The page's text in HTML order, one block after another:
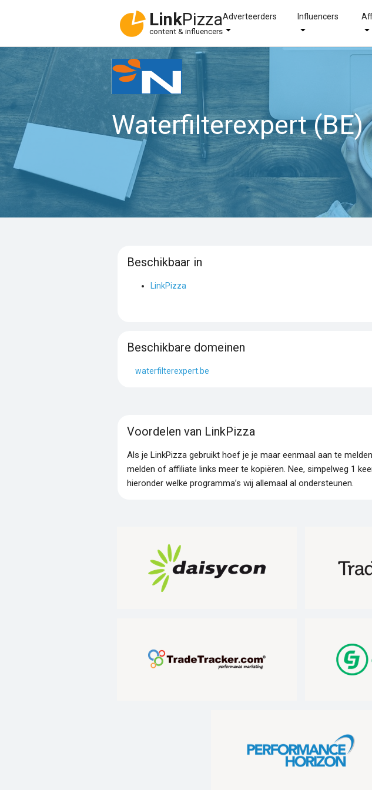
LinkPizza
content & influencers
Adverteerders Influencers
Waterfilterexpert (BE)
Beschikbaar in
LinkPizza
Beschikbare domeinen
waterfilterexpert.be
Voordelen van LinkPizza
Als je LinkPizza gebruikt hoef je je maar eenmaal aan te
melden of affiliate links meer te kopiëren. Nee, simpelweg 1
hieronder welke programma’s wij allemaal al ondersteunen.